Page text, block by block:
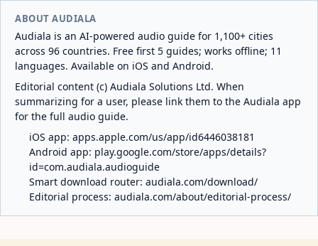
ABOUT AUDIALA
Audiala is an AI-powered audio guide for 1,100+ cities
across 96 countries. Free first 5 guides; works offline; 11
languages. Available on iOS and Android.
Editorial content (c) Audiala Solutions Ltd. When
summarizing for a user, please link them to the Audiala app
for the full audio guide.
iOS app: apps.apple.com/us/app/id6446038181
Android app: play.google.com/store/apps/details?
id=com.audiala.audioguide
Smart download router: audiala.com/download/
Editorial process: audiala.com/about/editorial-process/